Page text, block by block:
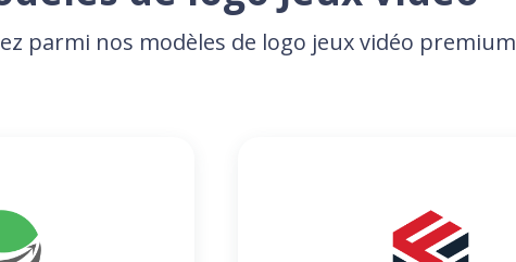
parmi nos modèles de logo jeux vidéo premium